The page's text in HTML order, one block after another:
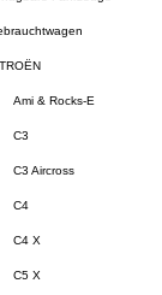
Ami & Rocks-E
C3
C3 Aircross
C4
C4 X
C5 X